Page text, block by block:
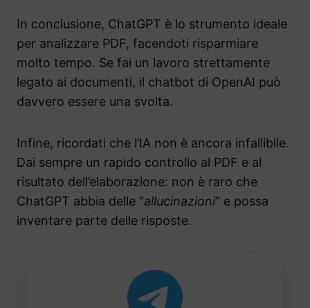
In conclusione, ChatGPT è lo strumento ideale
per analizzare PDF, facendoti risparmiare
molto tempo. Se fai un lavoro strettamente
legato ai documenti, il chatbot di OpenAI può
davvero essere una svolta.
Infine, ricordati che l’IA non è ancora infallibile.
Dai sempre un rapido controllo al PDF e al
risultato dell’elaborazione: non è raro che
ChatGPT abbia delle “allucinazioni” e possa
inventare parte delle risposte.